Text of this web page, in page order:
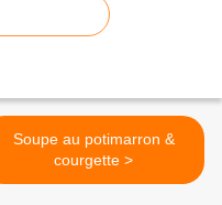
Soupe au potimarron &
courgette >